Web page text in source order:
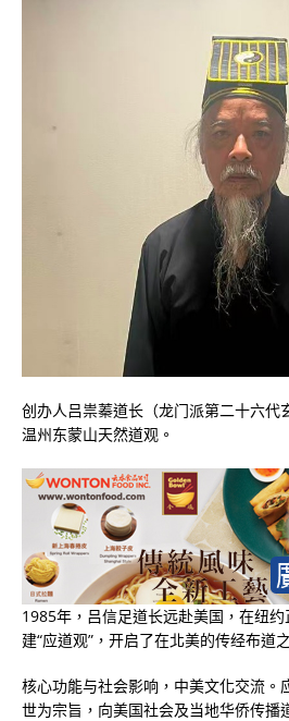
创办人吕祟蓁道长（龙门派第二十六代
温州东蒙山天然道观。
1985年，吕信足道长远赴美国，在纽约
建“应道观”，开启了在北美的传经布道
核心功能与社会影响，中美文化交流。
世为宗旨，向美国社会及当地华侨传播